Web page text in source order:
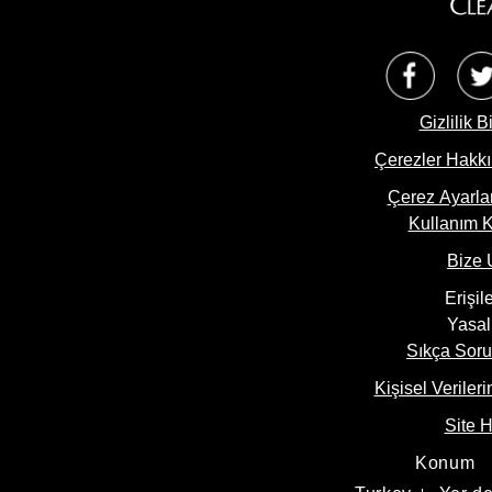
Opens
Gizlilik
Çerezler
Çerez
Kullanım
Bize
Yasal
Sıkça
Kişisel
Site
Konum